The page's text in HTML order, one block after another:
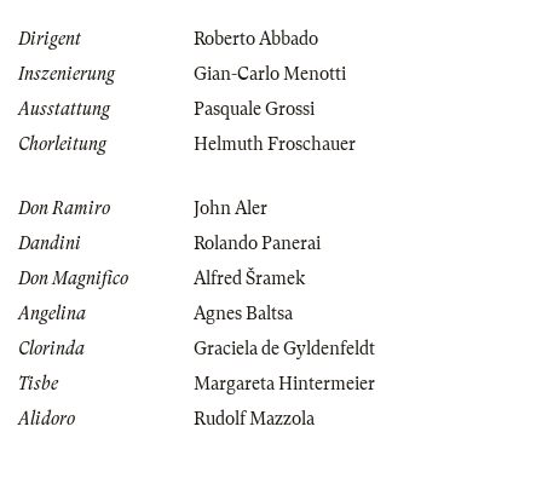
Dirigent
Roberto Abbado
Inszenierung
Gian-Carlo Menotti
Ausstattung
Pasquale Grossi
Chorleitung
Helmuth Froschauer
Don Ramiro
John Aler
Dandini
Rolando Panerai
Don Magnifico
Alfred Šramek
Angelina
Agnes Baltsa
Clorinda
Graciela de Gyldenfeldt
Tisbe
Margareta Hintermeier
Alidoro
Rudolf Mazzola